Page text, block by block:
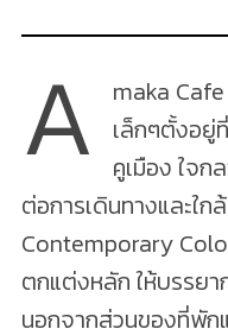
A
maka
เล็กๆตั้งอยู่
คูเมือง ใจก
ต่อการเดินทางและใ
Contemporary
ตกแต่งหลัก ให้บรรย
นอกจากส่วนของที่พัก